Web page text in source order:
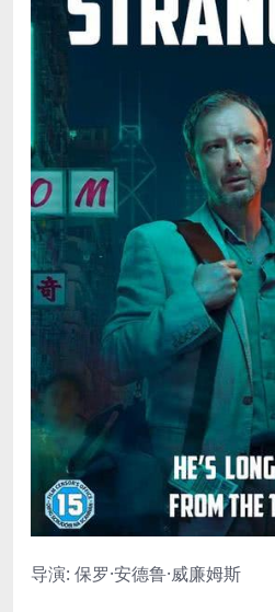
导演: 保罗·安德鲁·威廉姆斯